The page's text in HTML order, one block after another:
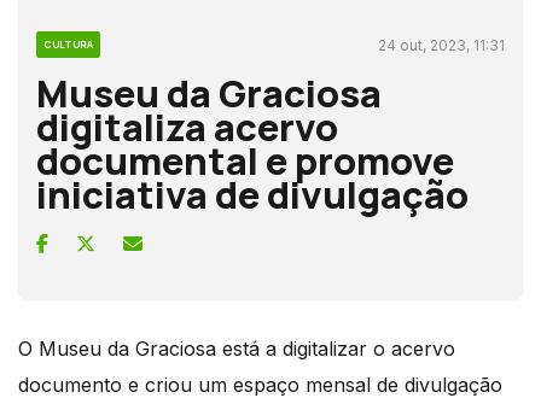
CULTURA 24 out, 2023, 11:31
Museu da Graciosa
digitaliza acervo
documental e promove
iniciativa de divulgação
O Museu da Graciosa está a digitalizar o acervo
documento e criou um espaço mensal de divulgação